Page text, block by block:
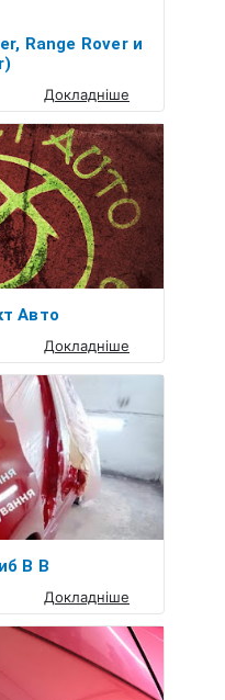
Range Rover и
Докладніше
Авто
Докладніше
В В
Докладніше